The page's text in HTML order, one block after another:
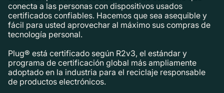
conecta a las personas con dispositivos usados ​​
certificados confiables. Hacemos que sea asequible y
fácil para usted aprovechar al máximo sus compras de
tecnología personal.
Plug® está certificado según R2v3, el estándar y
programa de certificación global más ampliamente
adoptado en la industria para el reciclaje responsable
de productos electrónicos.